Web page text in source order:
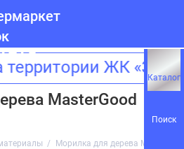
Каталог
Поиск
ЖК
MasterGood
Морилка для дерева